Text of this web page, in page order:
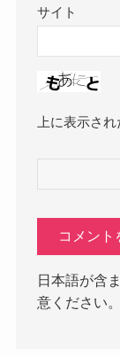
サイト
上に表示され
日本語が含
意ください